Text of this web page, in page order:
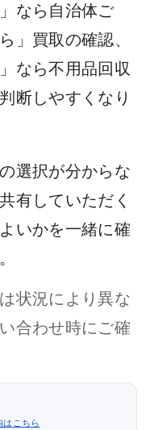
なら自治体ご
」買取の確認、
なら不用品回収
断しやすくなり
選択が分からな
有していただく
いかを一緒に確
状況により異な
合わせ時にご確
はこちら